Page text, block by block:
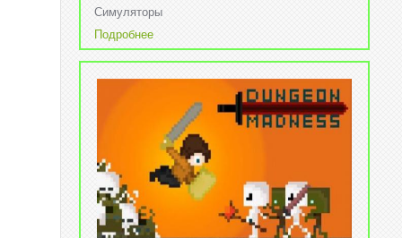
Симуляторы
Подробнее